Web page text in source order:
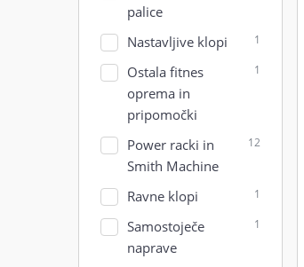
palice
Nastavljive klopi 1
Ostala fitnes
oprema in
pripomočki
1
Power racki in
Smith Machine
12
Ravne klopi 1
Samostoječe
naprave
1